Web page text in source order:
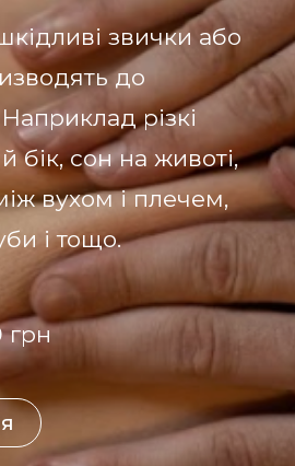
звички або
до
різкі
бік, сон на животі,
вухом і плечем,
і тощо.
грн